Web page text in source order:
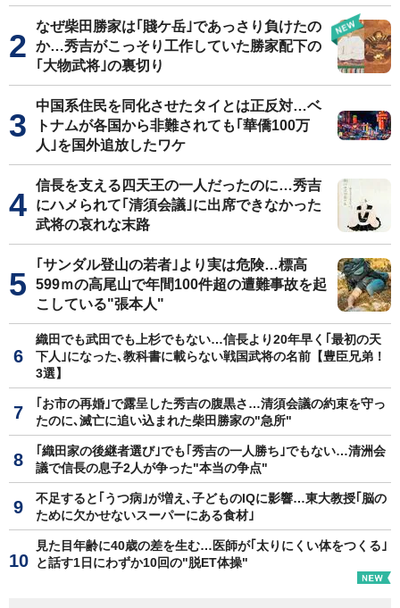
なぜ柴田勝家は｢賤ケ岳｣であっさり負けたの
か…秀吉がこっそり工作していた勝家配下の
｢大物武将｣の裏切り
中国系住民を同化させたタイとは正反対…ベ
トナムが各国から非難されても｢華僑100万
人｣を国外追放したワケ
信長を支える四天王の一人だったのに…秀吉
にハメられて｢清須会議｣に出席できなかった
武将の哀れな末路
｢サンダル登山の若者｣より実は危険…標高
599ｍの高尾山で年間100件超の遭難事故を起
こしている"張本人"
織田でも武田でも上杉でもない…信長より20年早く｢最初の天
下人｣になった､教科書に載らない戦国武将の名前【豊臣兄弟！
3選】
｢お市の再婚｣で露呈した秀吉の腹黒さ…清須会議の約束を守っ
たのに､滅亡に追い込まれた柴田勝家の"急所"
｢織田家の後継者選び｣でも｢秀吉の一人勝ち｣でもない…清洲会
議で信長の息子2人が争った"本当の争点"
不足すると｢うつ病｣が増え､子どものIQに影響…東大教授｢脳の
ために欠かせないスーパーにある食材｣
見た目年齢に40歳の差を生む…医師が｢太りにくい体をつくる｣
と話す1日にわずか10回の"脱ET体操"